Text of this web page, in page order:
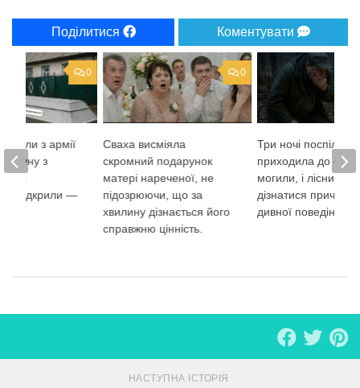
Поділитися Коментувати
0
Сваха висміяла
скромний подарунок
матері нареченої, не
підозрюючи, що за
хвилину дізнається його
справжню цінність.
Три ночі поспіль
приходила до
могили, і лісник
дізнатися причину
дивної поведінки.
0
з армії
труну з
«не
Відкрили —
НАСТУПНА ІСТОРІЯ